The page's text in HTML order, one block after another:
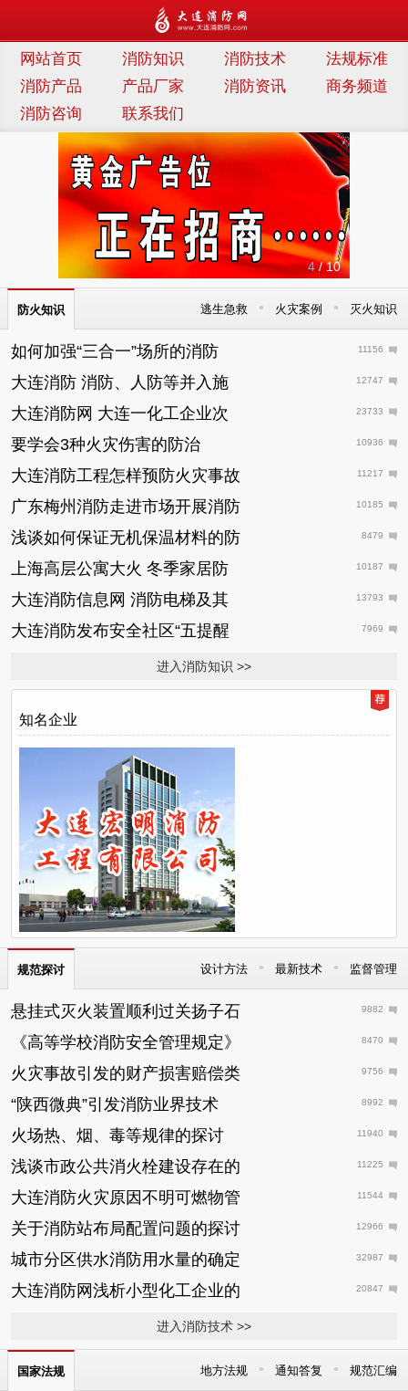
连消防网
网站首页 消防知识 消防技术
法规标准
消防产品
产品厂家 消防资讯
商务频道
消防咨询
联系我们
4/ 10
防火知识 逃生急救 • 火灾案例 • 灭火知识
如何加强“三合一”场所的消防 11156
大连消防 消防、人防等并入施 12747
大连消防网 大连一化工企业次 23733
要学会3种火灾伤害的防治 10936
大连消防工程怎样预防火灾事故 11217
广东梅州消防走进市场开展消防 10185
浅谈如何保证无机保温材料的防 8479
上海高层公寓大火 冬季家居防 10187
大连消防信息网 消防电梯及其 13793
大连消防发布安全社区“五提醒 7969
进入消防知识 >>
知名企业
规范探讨 设计方法 • 最新技术 • 监督管理
悬挂式灭火装置顺利过关扬子石 9882
《高等学校消防安全管理规定》 8470
火灾事故引发的财产损害赔偿类 9756
“陕西微典”引发消防业界技术 8992
火场热、烟、毒等规律的探讨 11940
浅谈市政公共消火栓建设存在的 11225
大连消防火灾原因不明可燃物管 11544
关于消防站布局配置问题的探讨 12966
城市分区供水消防用水量的确定 32987
大连消防网浅析小型化工企业的 20847
进入消防技术 >>
国家法规 地方法规 • 通知答复 • 规范汇编